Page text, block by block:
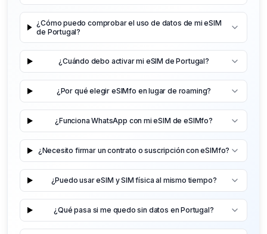
¿Cómo puedo comprobar el uso de datos de mi eSIM
de Portugal?
¿Cuándo debo activar mi eSIM de Portugal?
¿Por qué elegir eSIMfo en lugar de roaming?
¿Funciona WhatsApp con mi eSIM de eSIMfo?
¿Necesito firmar un contrato o suscripción con eSIMfo?
¿Puedo usar eSIM y SIM física al mismo tiempo?
¿Qué pasa si me quedo sin datos en Portugal?